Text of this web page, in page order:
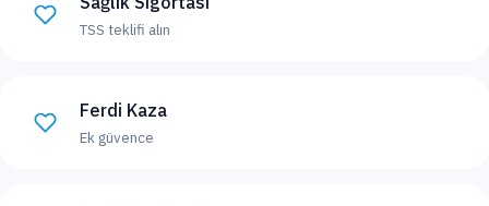
TSS teklifi alın
Ferdi Kaza
Ek güvence